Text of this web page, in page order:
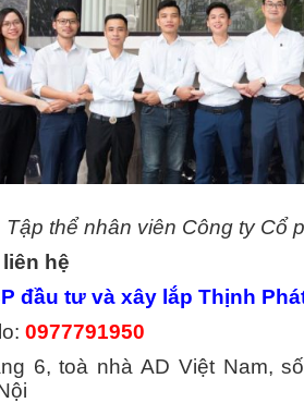
Tập thể nhân viên Công ty Cổ
hệ
đầu tư và xây lắp Thịnh
0977791950
6, toà nhà AD Việt Nam,